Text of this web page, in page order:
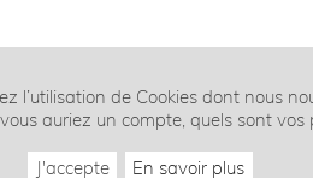
l’utilisation de Cookies dont nous
auriez un compte, quels sont vos
J'accepte En savoir plus